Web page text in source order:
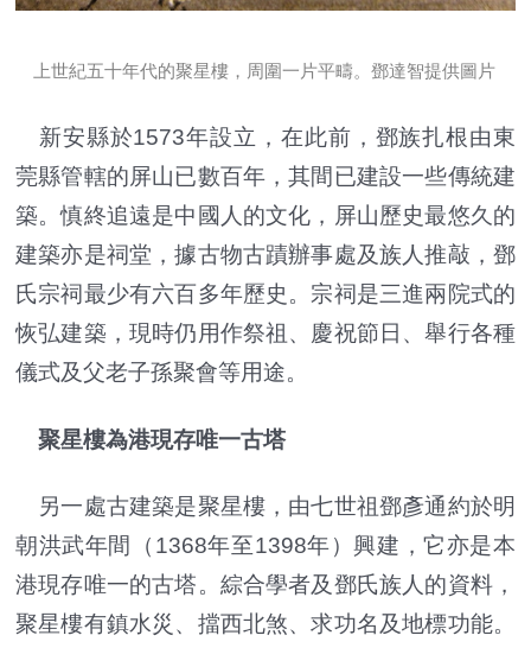
上世紀五十年代的聚星樓，周圍一片平疇。鄧達智提供圖片
新安縣於1573年設立，在此前，鄧族扎根由東
莞縣管轄的屏山已數百年，其間已建設一些傳統建
築。慎終追遠是中國人的文化，屏山歷史最悠久的
建築亦是祠堂，據古物古蹟辦事處及族人推敲，鄧
氏宗祠最少有六百多年歷史。宗祠是三進兩院式的
恢弘建築，現時仍用作祭祖、慶祝節日、舉行各種
儀式及父老子孫聚會等用途。
聚星樓為港現存唯一古塔
另一處古建築是聚星樓，由七世祖鄧彥通約於明
朝洪武年間（1368年至1398年）興建，它亦是本
港現存唯一的古塔。綜合學者及鄧氏族人的資料，
聚星樓有鎮水災、擋西北煞、求功名及地標功能。